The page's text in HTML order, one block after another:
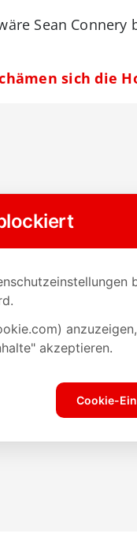
Sean Connery
sich die